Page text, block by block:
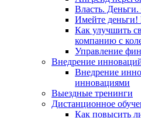
Власть.
Имейте деньги!
Как улучшить
компанию с
Управление
Внедрение
Внедрение
инновациями
Выездные тренинги
Дистанционное
Как повысить